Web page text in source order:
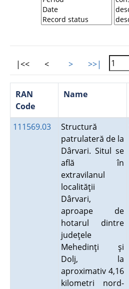
|<< < > >>|
RAN
Code
Name
111569.03
Structură
patrulateră de la
Dârvari. Situl se
află în
extravilanul
localităţii
Dârvari,
aproape de
hotarul dintre
judeţele
Mehedinţi şi
Dolj, la
aproximativ 4,16
kilometri nord-